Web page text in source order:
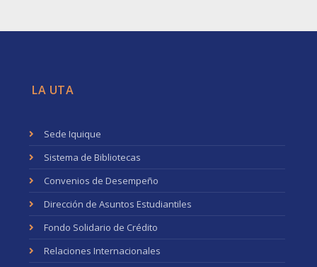
LA UTA
Sede Iquique
Sistema de Bibliotecas
Convenios de Desempeño
Dirección de Asuntos Estudiantiles
Fondo Solidario de Crédito
Relaciones Internacionales